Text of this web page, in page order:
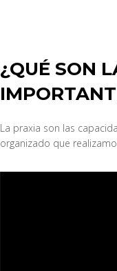
¿QUÉ SON
La praxia son las
organizado que